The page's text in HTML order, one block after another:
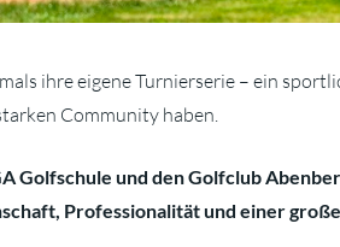
ihre eigene Turnierserie – ein
Community haben.
und den Golfclub
Professionalität und einer